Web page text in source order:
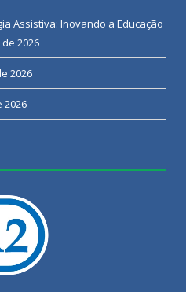
Assistiva: Inovando a Educação
2026
2026
2026